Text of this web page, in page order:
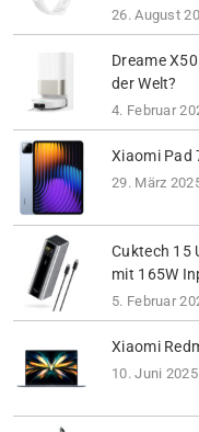
26. August
Dreame
der Welt?
4. Februar
Xiaomi Pad
29. März
Cuktech 15
mit 165W
5. Februar
Xiaomi
10. Juni 2025